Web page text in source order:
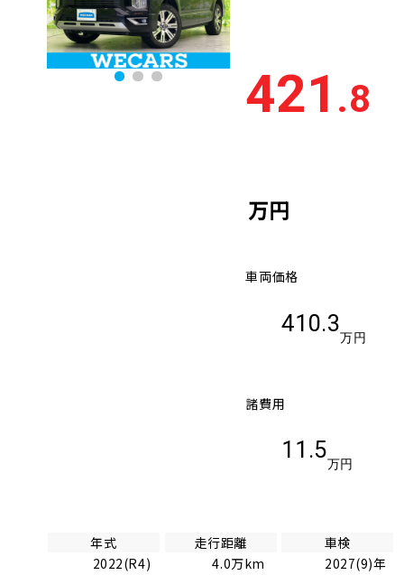
421 .8
万円
車両価格
410.3
万円
諸費用
11.5
万円
年式
2022(R4)
走行距離
4.0万km
車検
2027(9)年